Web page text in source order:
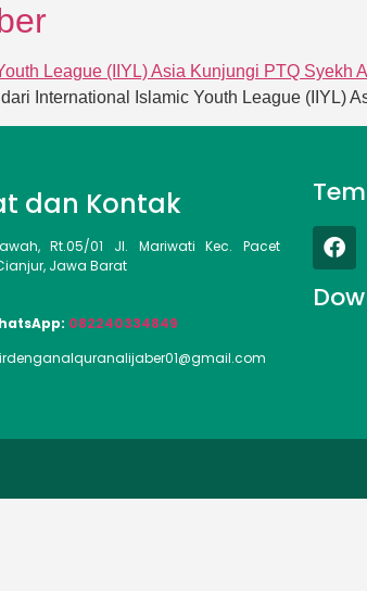
International Islamic Youth League (IIYL)
dan Kontak
Rt.05/01 Jl. Mariwati Kec. Pacet
Jawa Barat
082240334849